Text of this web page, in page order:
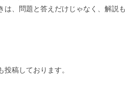
は、問題と答えだけじゃなく、解説
投稿しております。